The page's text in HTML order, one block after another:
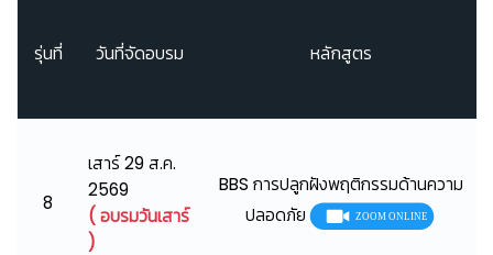
รุ่นที่ วันที่จัดอบรม หลักสูตร
8
เสาร์ 29 ส.ค.
2569
( อบรมวันเสาร์
)
BBS การปลูกฝังพฤติกรรมด้านความ
ปลอดภัย